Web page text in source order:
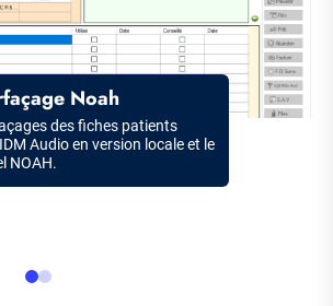
Noah
des fiches patients
Audio en version locale et le
NOAH.